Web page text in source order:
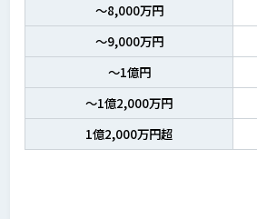
～8,000万円
～9,000万円
～1億円
～1億2,000万円
1億2,000万円超